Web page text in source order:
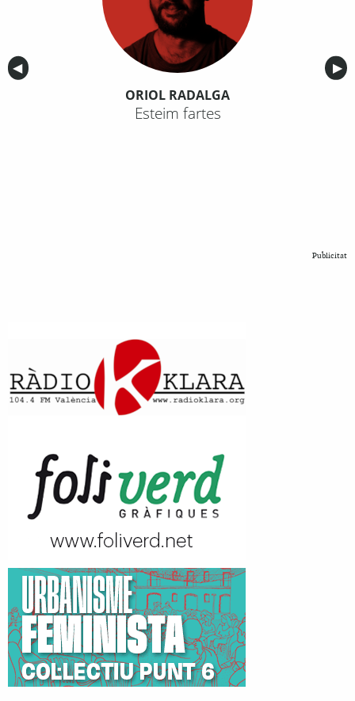
Anterior
◀︎ ▶︎
ORIOL RADALGA
Esteim fartes
Publicitat